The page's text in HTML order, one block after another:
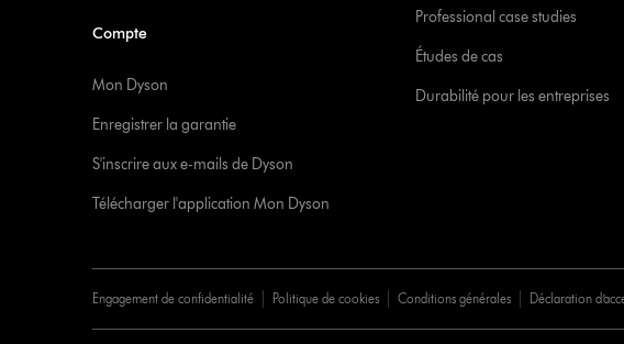
Compte
Mon Dyson
Enregistrer la garantie
S'inscrire aux e-mails de Dyson
Télécharger l'application Mon Dyson
Professional case studies
Études de cas
Durabilité pour les entreprises
Engagement de confidentialité Politique de cookies Conditions générales Déclaration